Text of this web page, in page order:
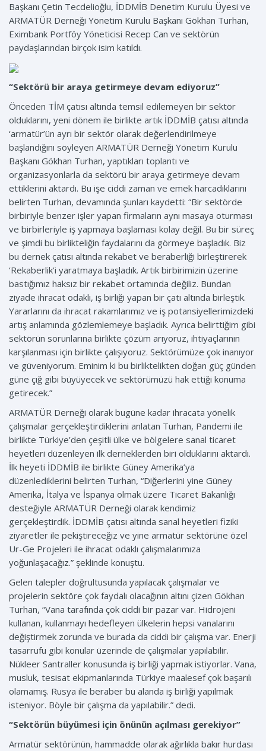
Başkanı Çetin Tecdelioğlu, İDDMİB Denetim Kurulu Üyesi ve
ARMATÜR Derneği Yönetim Kurulu Başkanı Gökhan Turhan,
Eximbank Portföy Yöneticisi Recep Can ve sektörün
paydaşlarından birçok isim katıldı.
“Sektörü bir araya getirmeye devam ediyoruz”
Önceden TİM çatısı altında temsil edilemeyen bir sektör
olduklarını, yeni dönem ile birlikte artık İDDMİB çatısı altında
‘armatür’ün ayrı bir sektör olarak değerlendirilmeye
başlandığını söyleyen ARMATÜR Derneği Yönetim Kurulu
Başkanı Gökhan Turhan, yaptıkları toplantı ve
organizasyonlarla da sektörü bir araya getirmeye devam
ettiklerini aktardı. Bu işe ciddi zaman ve emek harcadıklarını
belirten Turhan, devamında şunları kaydetti: “Bir sektörde
birbiriyle benzer işler yapan firmaların aynı masaya oturması
ve birbirleriyle iş yapmaya başlaması kolay değil. Bu bir süreç
ve şimdi bu birlikteliğin faydalarını da görmeye başladık. Biz
bu dernek çatısı altında rekabet ve beraberliği birleştirerek
‘Rekaberlik’i yaratmaya başladık. Artık birbirimizin üzerine
bastığımız haksız bir rekabet ortamında değiliz. Bundan
ziyade ihracat odaklı, iş birliği yapan bir çatı altında birleştik.
Yararlarını da ihracat rakamlarımız ve iş potansiyellerimizdeki
artış anlamında gözlemlemeye başladık. Ayrıca belirttiğim gibi
sektörün sorunlarına birlikte çözüm arıyoruz, ihtiyaçlarının
karşılanması için birlikte çalışıyoruz. Sektörümüze çok inanıyor
ve güveniyorum. Eminim ki bu birliktelikten doğan güç günden
güne çığ gibi büyüyecek ve sektörümüzü hak ettiği konuma
getirecek.”
ARMATÜR Derneği olarak bugüne kadar ihracata yönelik
çalışmalar gerçekleştirdiklerini anlatan Turhan, Pandemi ile
birlikte Türkiye’den çeşitli ülke ve bölgelere sanal ticaret
heyetleri düzenleyen ilk derneklerden biri olduklarını aktardı.
İlk heyeti İDDMİB ile birlikte Güney Amerika’ya
düzenlediklerini belirten Turhan, “Diğerlerini yine Güney
Amerika, İtalya ve İspanya olmak üzere Ticaret Bakanlığı
desteğiyle ARMATÜR Derneği olarak kendimiz
gerçekleştirdik. İDDMİB çatısı altında sanal heyetleri fiziki
ziyaretler ile pekiştireceğiz ve yine armatür sektörüne özel
Ur-Ge Projeleri ile ihracat odaklı çalışmalarımıza
yoğunlaşacağız.” şeklinde konuştu.
Gelen talepler doğrultusunda yapılacak çalışmalar ve
projelerin sektöre çok faydalı olacağının altını çizen Gökhan
Turhan, “Vana tarafında çok ciddi bir pazar var. Hidrojeni
kullanan, kullanmayı hedefleyen ülkelerin hepsi vanalarını
değiştirmek zorunda ve burada da ciddi bir çalışma var. Enerji
tasarrufu gibi konular üzerinde de çalışmalar yapılabilir.
Nükleer Santraller konusunda iş birliği yapmak istiyorlar. Vana,
musluk, tesisat ekipmanlarında Türkiye maalesef çok başarılı
olamamış. Rusya ile beraber bu alanda iş birliği yapılmak
isteniyor. Böyle bir çalışma da yapılabilir.” dedi.
“Sektörün büyümesi için önünün açılması gerekiyor”
Armatür sektörünün, hammadde olarak ağırlıkla bakır hurdası